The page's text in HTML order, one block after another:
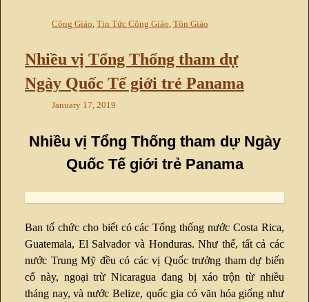
Công Giáo, Tin Tức Công Giáo, Tôn Giáo
Nhiều vị Tổng Thống tham dự
Ngày Quốc Tế giới trẻ Panama
January 17, 2019
Nhiều vị Tổng Thống tham dự Ngày
Quốc Tế giới trẻ Panama
Ban tổ chức cho biết có các Tổng thống nước Costa Rica,
Guatemala, El Salvador và Honduras. Như thế, tất cả các
nước Trung Mỹ đều có các vị Quốc trưởng tham dự biến
cố này, ngoại trừ Nicaragua đang bị xáo trộn từ nhiều
tháng nay, và nước Belize, quốc gia có văn hóa giống như